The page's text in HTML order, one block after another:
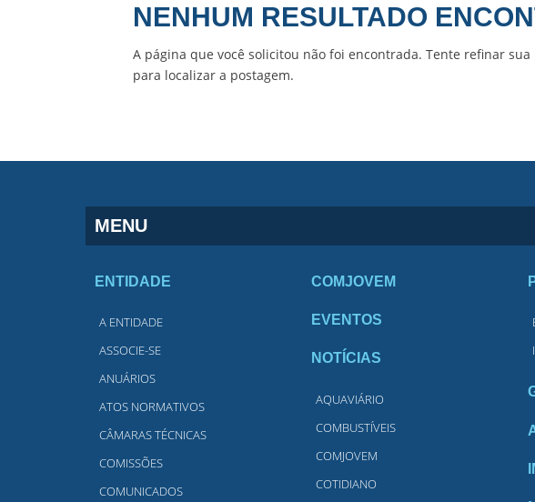
NENHUM RESULTADO
A página que você solicitou não foi encontrada. Tente refinar sua
para localizar a postagem.
MENU
ENTIDADE
A ENTIDADE
ASSOCIE-SE
ANUÁRIOS
ATOS NORMATIVOS
CÂMARAS TÉCNICAS
COMISSÕES
COMUNICADOS
COMJOVEM
EVENTOS
NOTÍCIAS
AQUAVIÁRIO
COMBUSTÍVEIS
COMJOVEM
COTIDIANO